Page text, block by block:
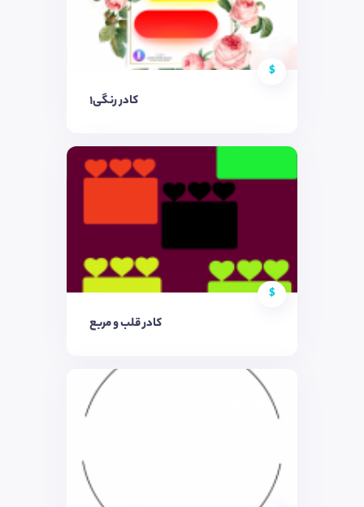
$
کادر رنگی١
$
کادر قلب و مربع